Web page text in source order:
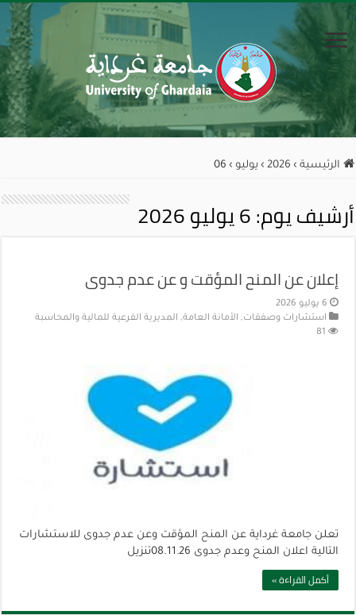
الرئيسية ›
2026
› يوليو ›
06
أرشيف يوم:6 يوليو 2026
إعلان عن المنح المؤقت و عن عدم جدوى
6 يوليو 2026
استشارات وصفقات, الأمانة العامة, المديرية الفرعية للمالية والمحاسبة
81
تعلن جامعة غرداية عن المنح المؤقت وعن عدم جدوى للاستشارات
التالية اعلان المنح وعدم جدوى 08.11.26تنزيل
أكمل القراءة »